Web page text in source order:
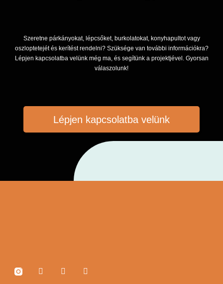
Szeretne párkányokat, lépcsőket, burkolatokat, konyhapultot vagy
oszloptetejét és kerítést rendelni? Szüksége van további információkra?
Lépjen kapcsolatba velünk még ma, és segítünk a projektjével. Gyorsan
válaszolunk!
Lépjen kapcsolatba velünk